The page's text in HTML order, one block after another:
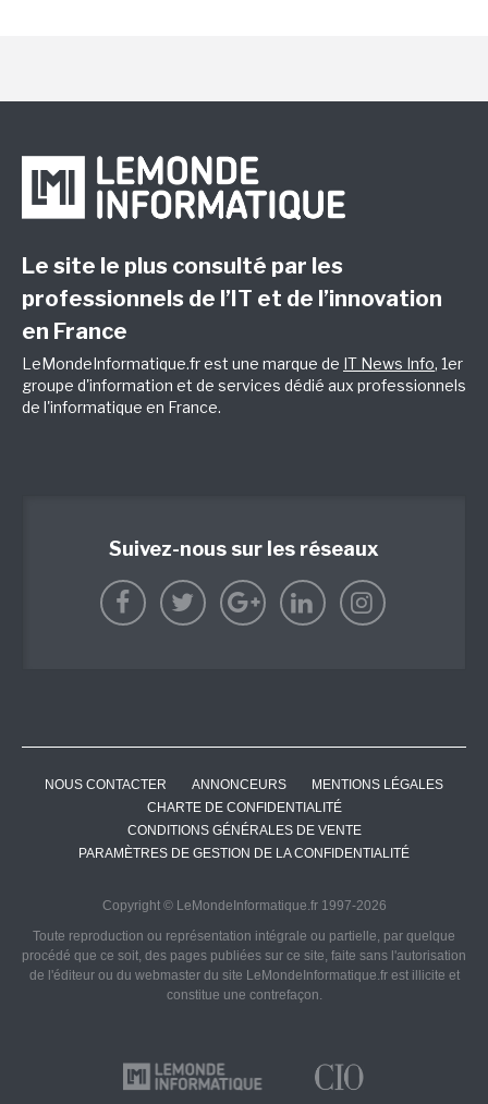
Le site le plus consulté par les
professionnels de l’IT et de l’innovation
en France
LeMondeInformatique.fr est une marque de IT News Info, 1er
groupe d'information et de services dédié aux professionnels
de l'informatique en France.
Suivez-nous sur les réseaux
NOUS CONTACTER ANNONCEURS
MENTIONS LÉGALES
CHARTE DE CONFIDENTIALITÉ
CONDITIONS GÉNÉRALES DE VENTE
PARAMÈTRES DE GESTION DE LA CONFIDENTIALITÉ
Copyright © LeMondeInformatique.fr 1997-2026
Toute reproduction ou représentation intégrale ou partielle, par quelque
procédé que ce soit, des pages publiées sur ce site, faite sans l'autorisation
de l'éditeur ou du webmaster du site LeMondeInformatique.fr est illicite et
constitue une contrefaçon.